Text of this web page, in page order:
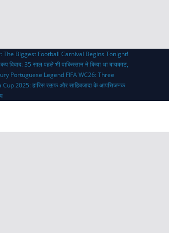
The Biggest Football Carnival Begins Tonight!
कप विवाद: 35 साल पहले भी पाकिस्तान ने किया था बायकाट,
Portuguese Legend FIFA WC26: Three
Cup 2025: हारिस रऊफ और साहिबजादा के आपत्तिजनक